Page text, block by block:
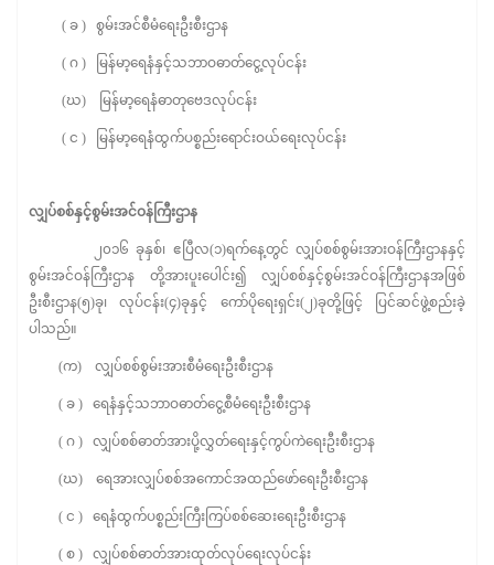
( ခ ) စွမ်းအင်စီမံရေးဦးစီးဌာန
( ဂ ) မြန်မာ့ရေနံနှင့်သဘာဝဓာတ်ငွေ့လုပ်ငန်း
(ဃ) မြန်မာ့ရေနံဓာတုဗေဒလုပ်ငန်း
( င ) မြန်မာ့ရေနံထွက်ပစ္စည်းရောင်းဝယ်ရေးလုပ်ငန်း
လျှပ်စစ်နှင့်စွမ်းအင်ဝန်ကြီးဌာန
၂၀၁၆ ခုနှစ်၊ ဧပြီလ(၁)ရက်နေ့တွင် လျှပ်စစ်စွမ်းအားဝန်ကြီးဌာနနှင့်
စွမ်းအင်ဝန်ကြီးဌာန တို့အားပူးပေါင်း၍ လျှပ်စစ်နှင့်စွမ်းအင်ဝန်ကြီးဌာနအဖြစ်
ဦးစီးဌာန(၅)ခု၊ လုပ်ငန်း(၄)ခုနှင့် ကော်ပိုရေးရှင်း(၂)ခုတို့ဖြင့် ပြင်ဆင်ဖွဲ့စည်းခဲ့
ပါသည်။
(က) လျှပ်စစ်စွမ်းအားစီမံရေးဦးစီးဌာန
( ခ ) ရေနံနှင့်သဘာဝဓာတ်ငွေ့စီမံရေးဦးစီးဌာန
( ဂ ) လျှပ်စစ်ဓာတ်အားပို့လွှတ်ရေးနှင့်ကွပ်ကဲရေးဦးစီးဌာန
(ဃ) ရေအားလျှပ်စစ်အကောင်အထည်ဖော်ရေးဦးစီးဌာန
( င ) ရေနံထွက်ပစ္စည်းကြီးကြပ်စစ်ဆေးရေးဦးစီးဌာန
( စ ) လျှပ်စစ်ဓာတ်အားထုတ်လုပ်ရေးလုပ်ငန်း